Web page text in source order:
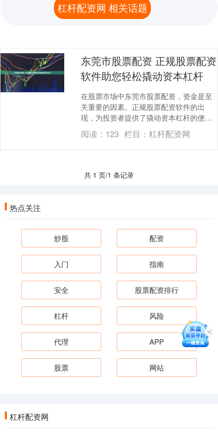
杠杆配资网 相关话题
东莞市股票配资 正规股票配资
软件助您轻松撬动资本杠杆
在股票市场中东莞市股票配资，资金是至
关重要的因素。正规股票配资软件的出
现，为投资者提供了撬动资本杠杆的便捷
途径，助力其放大收益。 选择一家信誉良
好的券商至关重要....
阅读： 123 栏目： 杠杆配资网
共 1 页/1 条记录
热点关注
炒股 配资
入门 指南
安全 股票配资排行
杠杆 风险
代理 APP
股票 网站
杠杆配资网